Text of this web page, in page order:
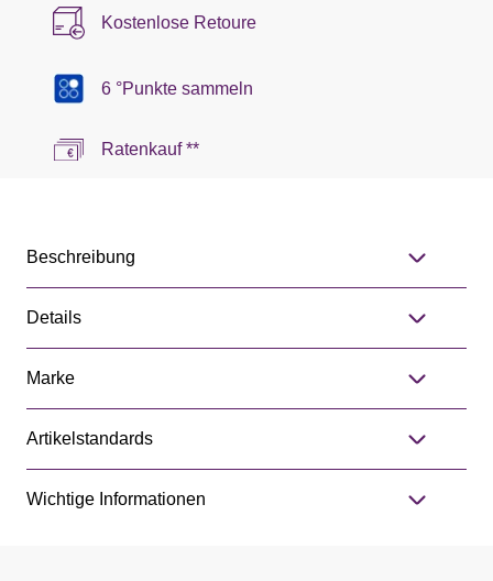
Kostenlose Retoure
6 °Punkte sammeln
Ratenkauf **
Beschreibung
Details
Marke
Artikelstandards
Wichtige Informationen